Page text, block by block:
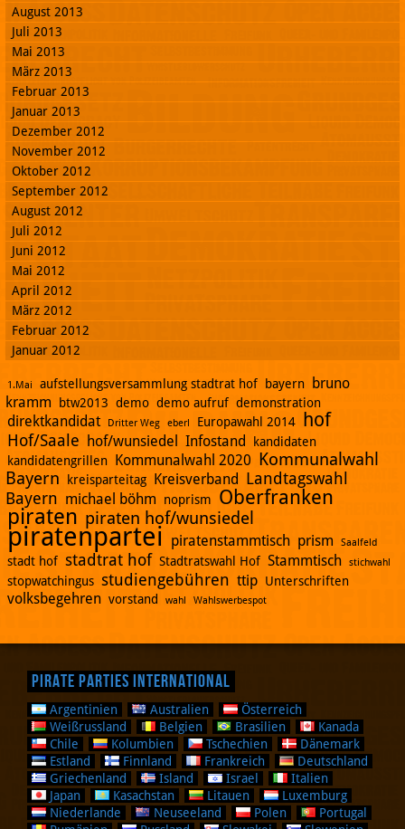
August 2013
Juli 2013
Mai 2013
März 2013
Februar 2013
Januar 2013
Dezember 2012
November 2012
Oktober 2012
September 2012
August 2012
Juli 2012
Juni 2012
Mai 2012
April 2012
März 2012
Februar 2012
Januar 2012
1.Mai aufstellungsversammlung stadtrat hof bayern
bruno
kramm
btw2013 demo demo aufruf demonstration
direktkandidat Dritter Weg eberl Europawahl 2014 hof
Hof/Saale hof/wunsiedel Infostand
kandidaten
kandidatengrillen Kommunalwahl 2020 Kommunalwahl
Bayern
kreisparteitag Kreisverband Landtagswahl
Bayern michael böhm noprism Oberfranken
piraten piraten hof/wunsiedel
piratenpartei piratenstammtisch prism Saalfeld
stadt hof stadtrat hof Stadtratswahl Hof Stammtisch stichwahl
stopwatchingus studiengebühren ttip Unterschriften
volksbegehren vorstand wahl Wahlswerbespot
Pirate Parties International
Argentinien Australien
Österreich
Weißrussland
Belgien Brasilien
Kanada
Chile
Kolumbien Tschechien
Dänemark
Estland
Finnland Frankreich
Deutschland
Griechenland
Island Israel
Italien
Japan
Kasachstan Litauen
Luxemburg
Niederlande
Neuseeland Polen
Portugal